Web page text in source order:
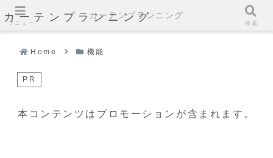
カーテンプランニング
Home 機能
PR
本コンテンツはプロモーションが含まれます。
メニュー
カーテンプランニング
検索